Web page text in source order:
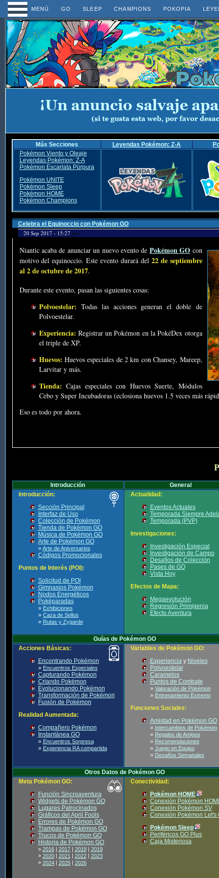
MENÚ GO SLEEP CHAMPIONS POKOPIA
Más Secciones Leyendas Pokémon: Z-A
Pokémon Viento y Oleaje
Leyendas Pokémon: Z-A
Pokémon Escarlata Púrpura
Pokémon UNITE
Pokémon Sleep
Pokémon HOME
Pokémon Champions
Celebra el Equinoccio con Pokémon GO
20 Sep 2017 - 15:27 por
Niantic acaba de anunciar un nuevo evento de Pokémon GO con
motivo del equinoccio. Este evento durará del 22 de septiembre
al 2 de octubre de 2017.
Durante este evento, pasan las siguientes cosas:
Polvoestelar: Todas las acciones generan el doble de
Polvoestelar.
Experiencia: Registrar un Pokémon en la PokéDex otorga
el triple de XP.
Huevos: Huevos especiales de 2 km con Chansey, Mareep,
Larvitar y más.
Tienda: Cajas especiales con Huevos Suerte, Módulos
Cebo y Super Incubadoras (eclosiona huevos 1.5 veces más
Eso es todo por ahora.
Introducción
General
Introducción:
Sección Principal
Interfaz de Uso
Colección de Pokémon
Tienda de Pokémon GO
Música de Pokémon GO
Arte de Pokémon GO
» Arte de Aniversarios
Códigos Promocionales
Puntos de Interés (POI):
Solicitud de POI
Gimnasios Pokémon
Nodos Energéticos
Poképaradas
» Exhibiciones
» Caza de Sellos
» Rutas y Zygarde
Actualidad:
Eventos Actuales
Temporada Siempre
Temporada (PVP)
Investigaciones:
Investigación Especial
Investigación de Campo
Desafíos de Colección
Pases de GO
Vista Hoy
Efectos de Mapa:
Megaevolución
Regresión Primigenia
Efecto Aventura
Guías de Pokémon GO
Acciones Básicas:
Encontrando Pokémon
» Encuentros Especiales
Capturando Pokémon
Criando Pokémon
Evolucionando Pokémon
Transformación de Pokémon
Fusión de Pokémon
Realidad Aumentada:
Compañero Pokémon
Instantánea GO
» Encuentros Sorpresa
» Experiencia RA compartida
Variables de Pokémon GO:
Experienciay Niveles
Polvoestelar
Caramelos
Puntos de Combate
» Valoración de Pokémon
» Entrenamiento Extremo
Funciones Sociales:
Amistad en Pokémon GO
» Intercambios de Pokémon
» Regalos de Amigos
» Recomendaciones
» Juego en Equipo
» Desafíos Semanales
Otros Datos de Pokémon GO
Meta Pokémon GO:
Función Sincroaventura
Widgets de Pokémon GO
Lugares Patrocinados
Gráficos del April Fools
Errores de Pokémon GO
Trampas de Pokémon GO
Trucos de Pokémon GO
Historia de Pokémon GO
» 2016| 2017| 2018| 2019
» 2020| 2021| 2022| 2023
» 2024| 2025| 2026
Conectividad:
Pokémon HOME
Conexión Pokémon
Conexión Pokémon SV
Conexión Pokémon Let's
Pokémon Sleep
Periféricos GO Plus
Caja Misteriosa